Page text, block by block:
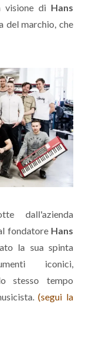
di Hans
del marchio, che
dall'azienda
fondatore Hans
la sua spinta
iconici,
stesso tempo
(segui la